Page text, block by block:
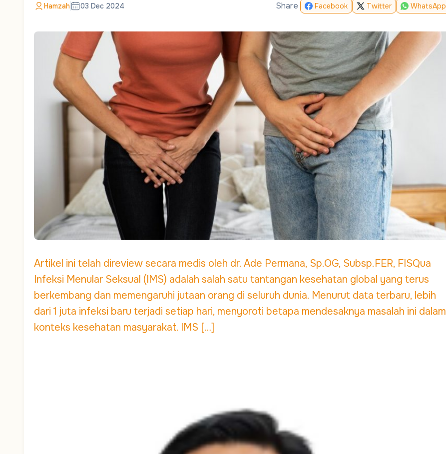
Hamzah 03 Dec 2024 Share Facebook Twitter WhatsApp
Artikel ini telah direview secara medis oleh dr. Ade Permana, Sp.OG, Subsp.FER, FISQua
Infeksi Menular Seksual (IMS) adalah salah satu tantangan kesehatan global yang terus
berkembang dan memengaruhi jutaan orang di seluruh dunia. Menurut data terbaru, lebih
dari 1 juta infeksi baru terjadi setiap hari, menyoroti betapa mendesaknya masalah ini dalam
konteks kesehatan masyarakat. IMS […]